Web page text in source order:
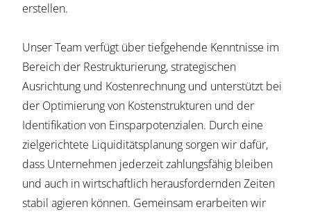
erstellen.
Unser Team verfügt über tiefgehende Kenntnisse im
Bereich der Restrukturierung, strategischen
Ausrichtung und Kostenrechnung und unterstützt bei
der Optimierung von Kostenstrukturen und der
Identifikation von Einsparpotenzialen. Durch eine
zielgerichtete Liquiditätsplanung sorgen wir dafür,
dass Unternehmen jederzeit zahlungsfähig bleiben
und auch in wirtschaftlich herausfordernden Zeiten
stabil agieren können. Gemeinsam erarbeiten wir